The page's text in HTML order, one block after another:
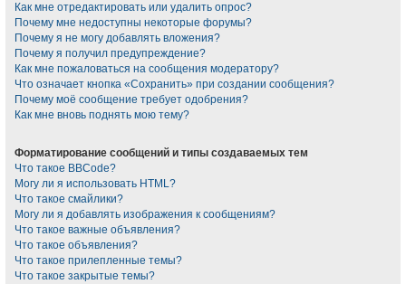
Как мне отредактировать или удалить опрос?
Почему мне недоступны некоторые форумы?
Почему я не могу добавлять вложения?
Почему я получил предупреждение?
Как мне пожаловаться на сообщения модератору?
Что означает кнопка «Сохранить» при создании сообщения?
Почему моё сообщение требует одобрения?
Как мне вновь поднять мою тему?
Форматирование сообщений и типы создаваемых тем
Что такое BBCode?
Могу ли я использовать HTML?
Что такое смайлики?
Могу ли я добавлять изображения к сообщениям?
Что такое важные объявления?
Что такое объявления?
Что такое прилепленные темы?
Что такое закрытые темы?